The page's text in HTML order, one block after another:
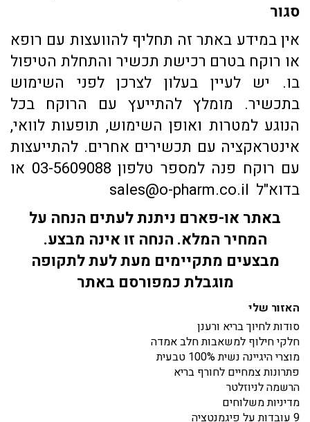
סגור
אין במידע באתר זה תחליף להוועצות עם רופא
או רוקח בטרם רכישת תכשיר והתחלת הטיפול
בו. יש לעיין בעלון לצרכן לפני השימוש
בתכשיר. מומלץ להתייעץ עם הרוקח בכל
הנוגע למטרות ואופן השימוש, תופעות לוואי,
אינטראקציה עם תכשירים אחרים. להתייעצות
עם רוקח פנה למספר טלפון 03-5609088 או
בדוא"ל sales@o-pharm.co.il
באתר או-פארם ניתנת לעתים הנחה על
המחיר המלא. הנחה זו אינה מבצע.
מבצעים מתקיימים מעת לעת לתקופה
מוגבלת כמפורסם באתר
האזור שלי
סודות לחיוך בריא ורענן
חלקי חילוף למשאבות חלב אמדה
מוצרי היגיינה נשית 100% טבעית
פתרונות צמחיים לחורף בריא
הרשמה לניוזלטר
מדיניות משלוחים
9 עובדות על פיגמנטציה